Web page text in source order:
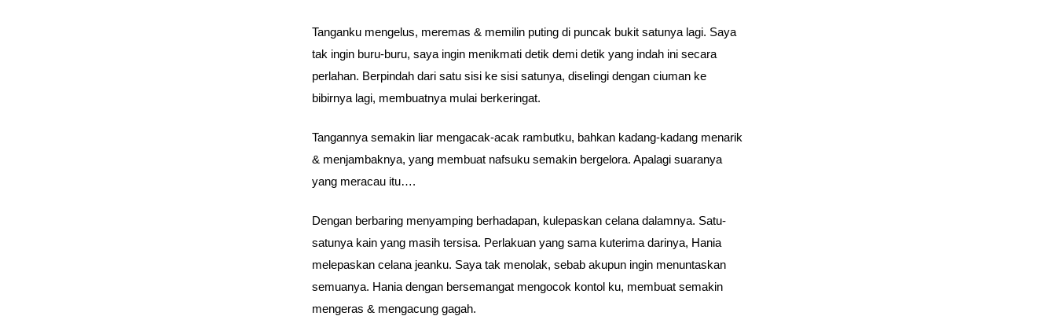
Tanganku mengelus, meremas & memilin puting di puncak bukit satunya lagi. Saya
tak ingin buru-buru, saya ingin menikmati detik demi detik yang indah ini secara
perlahan. Berpindah dari satu sisi ke sisi satunya, diselingi dengan ciuman ke
bibirnya lagi, membuatnya mulai berkeringat.
Tangannya semakin liar mengacak-acak rambutku, bahkan kadang-kadang menarik
& menjambaknya, yang membuat nafsuku semakin bergelora. Apalagi suaranya
yang meracau itu….
Dengan berbaring menyamping berhadapan, kulepaskan celana dalamnya. Satu-
satunya kain yang masih tersisa. Perlakuan yang sama kuterima darinya, Hania
melepaskan celana jeanku. Saya tak menolak, sebab akupun ingin menuntaskan
semuanya. Hania dengan bersemangat mengocok kontol ku, membuat semakin
mengeras & mengacung gagah.